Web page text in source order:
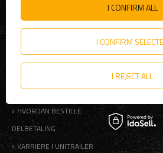
RETNINGSLINJER FOR PERSONVERN
TREKK FRA KONTRAKTEN
HJELP
HVORDAN BESTILLE
DELBETALING
KARRIERE I UNITRAILER
I CONFIRM
I REJECT ALL
I CONFIRM ALL